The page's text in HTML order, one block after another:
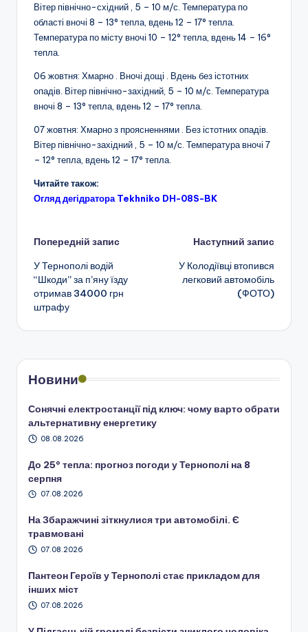
Вітер північно-східний , 5 – 10 м/с. Температура по
області вночі 8 – 13° тепла, вдень 12 – 17° тепла.
Температура по місту вночі 10 – 12° тепла, вдень 14 – 16°
тепла.
06 жовтня: Хмарно . Вночі дощі . Вдень без істотних
опадів. Вітер північно-західний, 5 – 10 м/с. Температура
вночі 8 – 13° тепла, вдень 12 – 17° тепла.
07 жовтня: Хмарно з проясненнями . Без істотних опадів.
Вітер північно-західний , 5 – 10 м/с. Температура вночі 7
– 12° тепла, вдень 12 – 17° тепла.
Читайте також:
Огляд дегідратора Tekhniko DH-08S-BK
Навігація
по
запису
Попередній запис
У Тернополі водій
“Шкоди” за п’яну їзду
отримав 34000 грн
штрафу
Наступний запис
У Колодіївці втопився
легковий автомобіль
(ФОТО)
Новини
Сонячні електростанції під ключ: чому варто обрати
альтернативну енергетику
08.08.2026
До 25° тепла: прогноз погоди у Тернополі на 8
серпня
07.08.2026
На Збаражчині зіткнулися три автомобілі. Є
травмовані
07.08.2026
Пантеон Героїв у Тернополі стає прикладом для
інших міст
07.08.2026